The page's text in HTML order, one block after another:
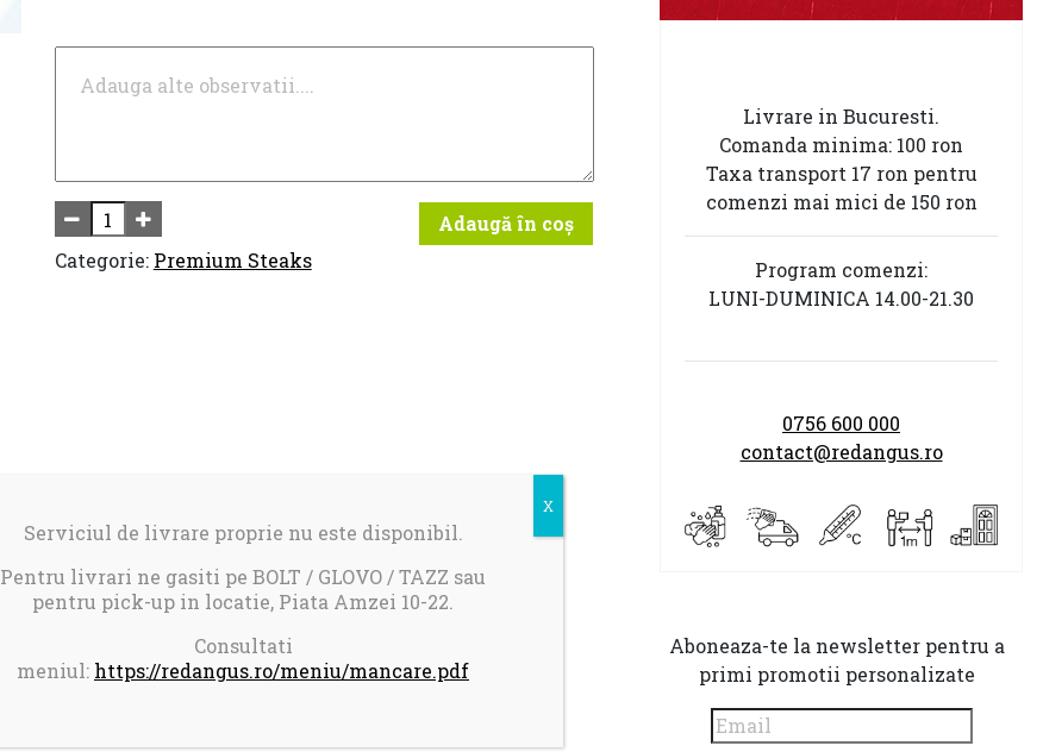
Adaugă în coș
Categorie: Premium Steaks
Livrare in Bucuresti.
Comanda minima: 100 ron
Taxa transport 17 ron pentru
comenzi mai mici de 150 ron
Program comenzi:
LUNI-DUMINICA 14.00-21.30
0756 600 000
contact@redangus.ro
Aboneaza-te la newsletter pentru a
primi promotii personalizate
Serviciul de livrare proprie nu este disponibil.
Pentru livrari ne gasiti pe BOLT / GLOVO / TAZZ sau
pentru pick-up in locatie, Piata Amzei 10-22.
Consultati
meniul: https://redangus.ro/meniu/mancare.pdf